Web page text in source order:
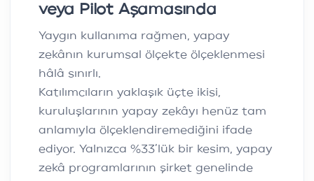
veya Pilot Aşamasında
Yaygın kullanıma rağmen, yapay
zekânın kurumsal ölçekte ölçeklenmesi
hâlâ sınırlı.
Katılımcıların yaklaşık üçte ikisi,
kuruluşlarının yapay zekâyı henüz tam
anlamıyla ölçeklendiremediğini ifade
ediyor. Yalnızca %33’lük bir kesim, yapay
zekâ programlarının şirket genelinde